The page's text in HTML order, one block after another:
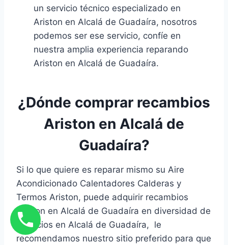
un servicio técnico especializado en
Ariston en Alcalá de Guadaíra, nosotros
podemos ser ese servicio, confíe en
nuestra amplia experiencia reparando
Ariston en Alcalá de Guadaíra.
¿Dónde comprar recambios
Ariston en Alcalá de
Guadaíra?
Si lo que quiere es reparar mismo su Aire
Acondicionado Calentadores Calderas y
Termos Ariston, puede adquirir recambios
Ariston en Alcalá de Guadaíra en diversidad de
negocios en Alcalá de Guadaíra, le
recomendamos nuestro sitio preferido para que